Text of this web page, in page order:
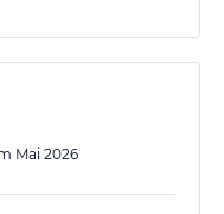
Mai 2026